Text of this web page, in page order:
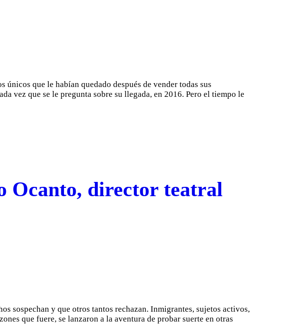
que le habían quedado después de vender todas sus
vez que se le pregunta sobre su llegada, en 2016. Pero el tiempo le
Ocanto, director teatral
sospechan y que otros tantos rechazan. Inmigrantes, sujetos activos,
que fuere, se lanzaron a la aventura de probar suerte en otras